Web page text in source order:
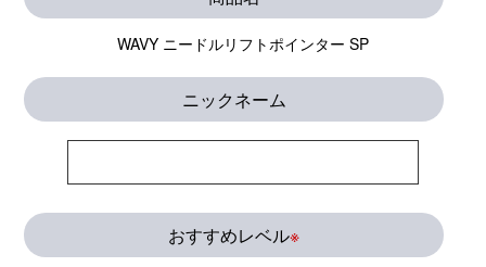
WAVY ニードルリフトポインター SP
ニックネーム
おすすめレベル※